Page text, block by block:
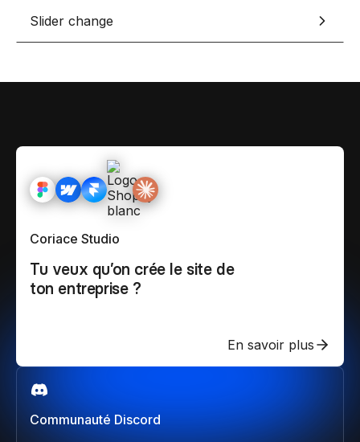
Slider change
Communauté Discord
Coriace Studio
Tu veux qu’on crée le site de
ton entreprise ?
En savoir plus